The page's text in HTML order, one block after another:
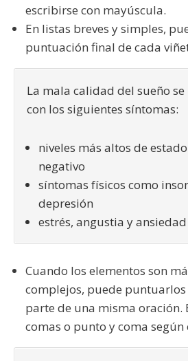
escribirse con mayúscula.
En listas breves y simples,
puntuación final de cada
La mala calidad del sueño
con los siguientes síntomas:
niveles más altos de
negativo
síntomas físicos como
depresión
estrés, angustia y ansiedad
Cuando los elementos son
complejos, puede
parte de una misma oración.
comas o punto y coma